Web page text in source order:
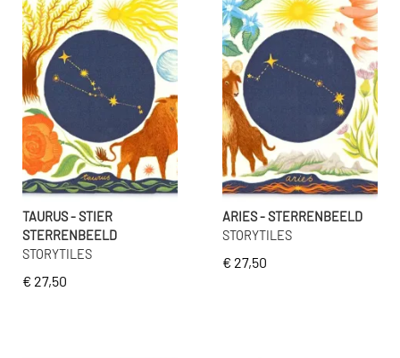
TAURUS - STIER
STERRENBEELD
STORYTILES
€ 27,50
ARIES - STERRENBEELD
STORYTILES
€ 27,50